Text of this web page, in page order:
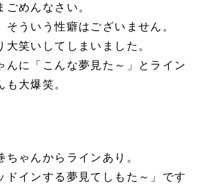
めんなさい。
そういう性癖はございません。
笑いしてしまいました。
んに「こんな夢見た～」とライン
も大爆笑。
ちゃんからラインあり。
ドインする夢見てしもた～」です